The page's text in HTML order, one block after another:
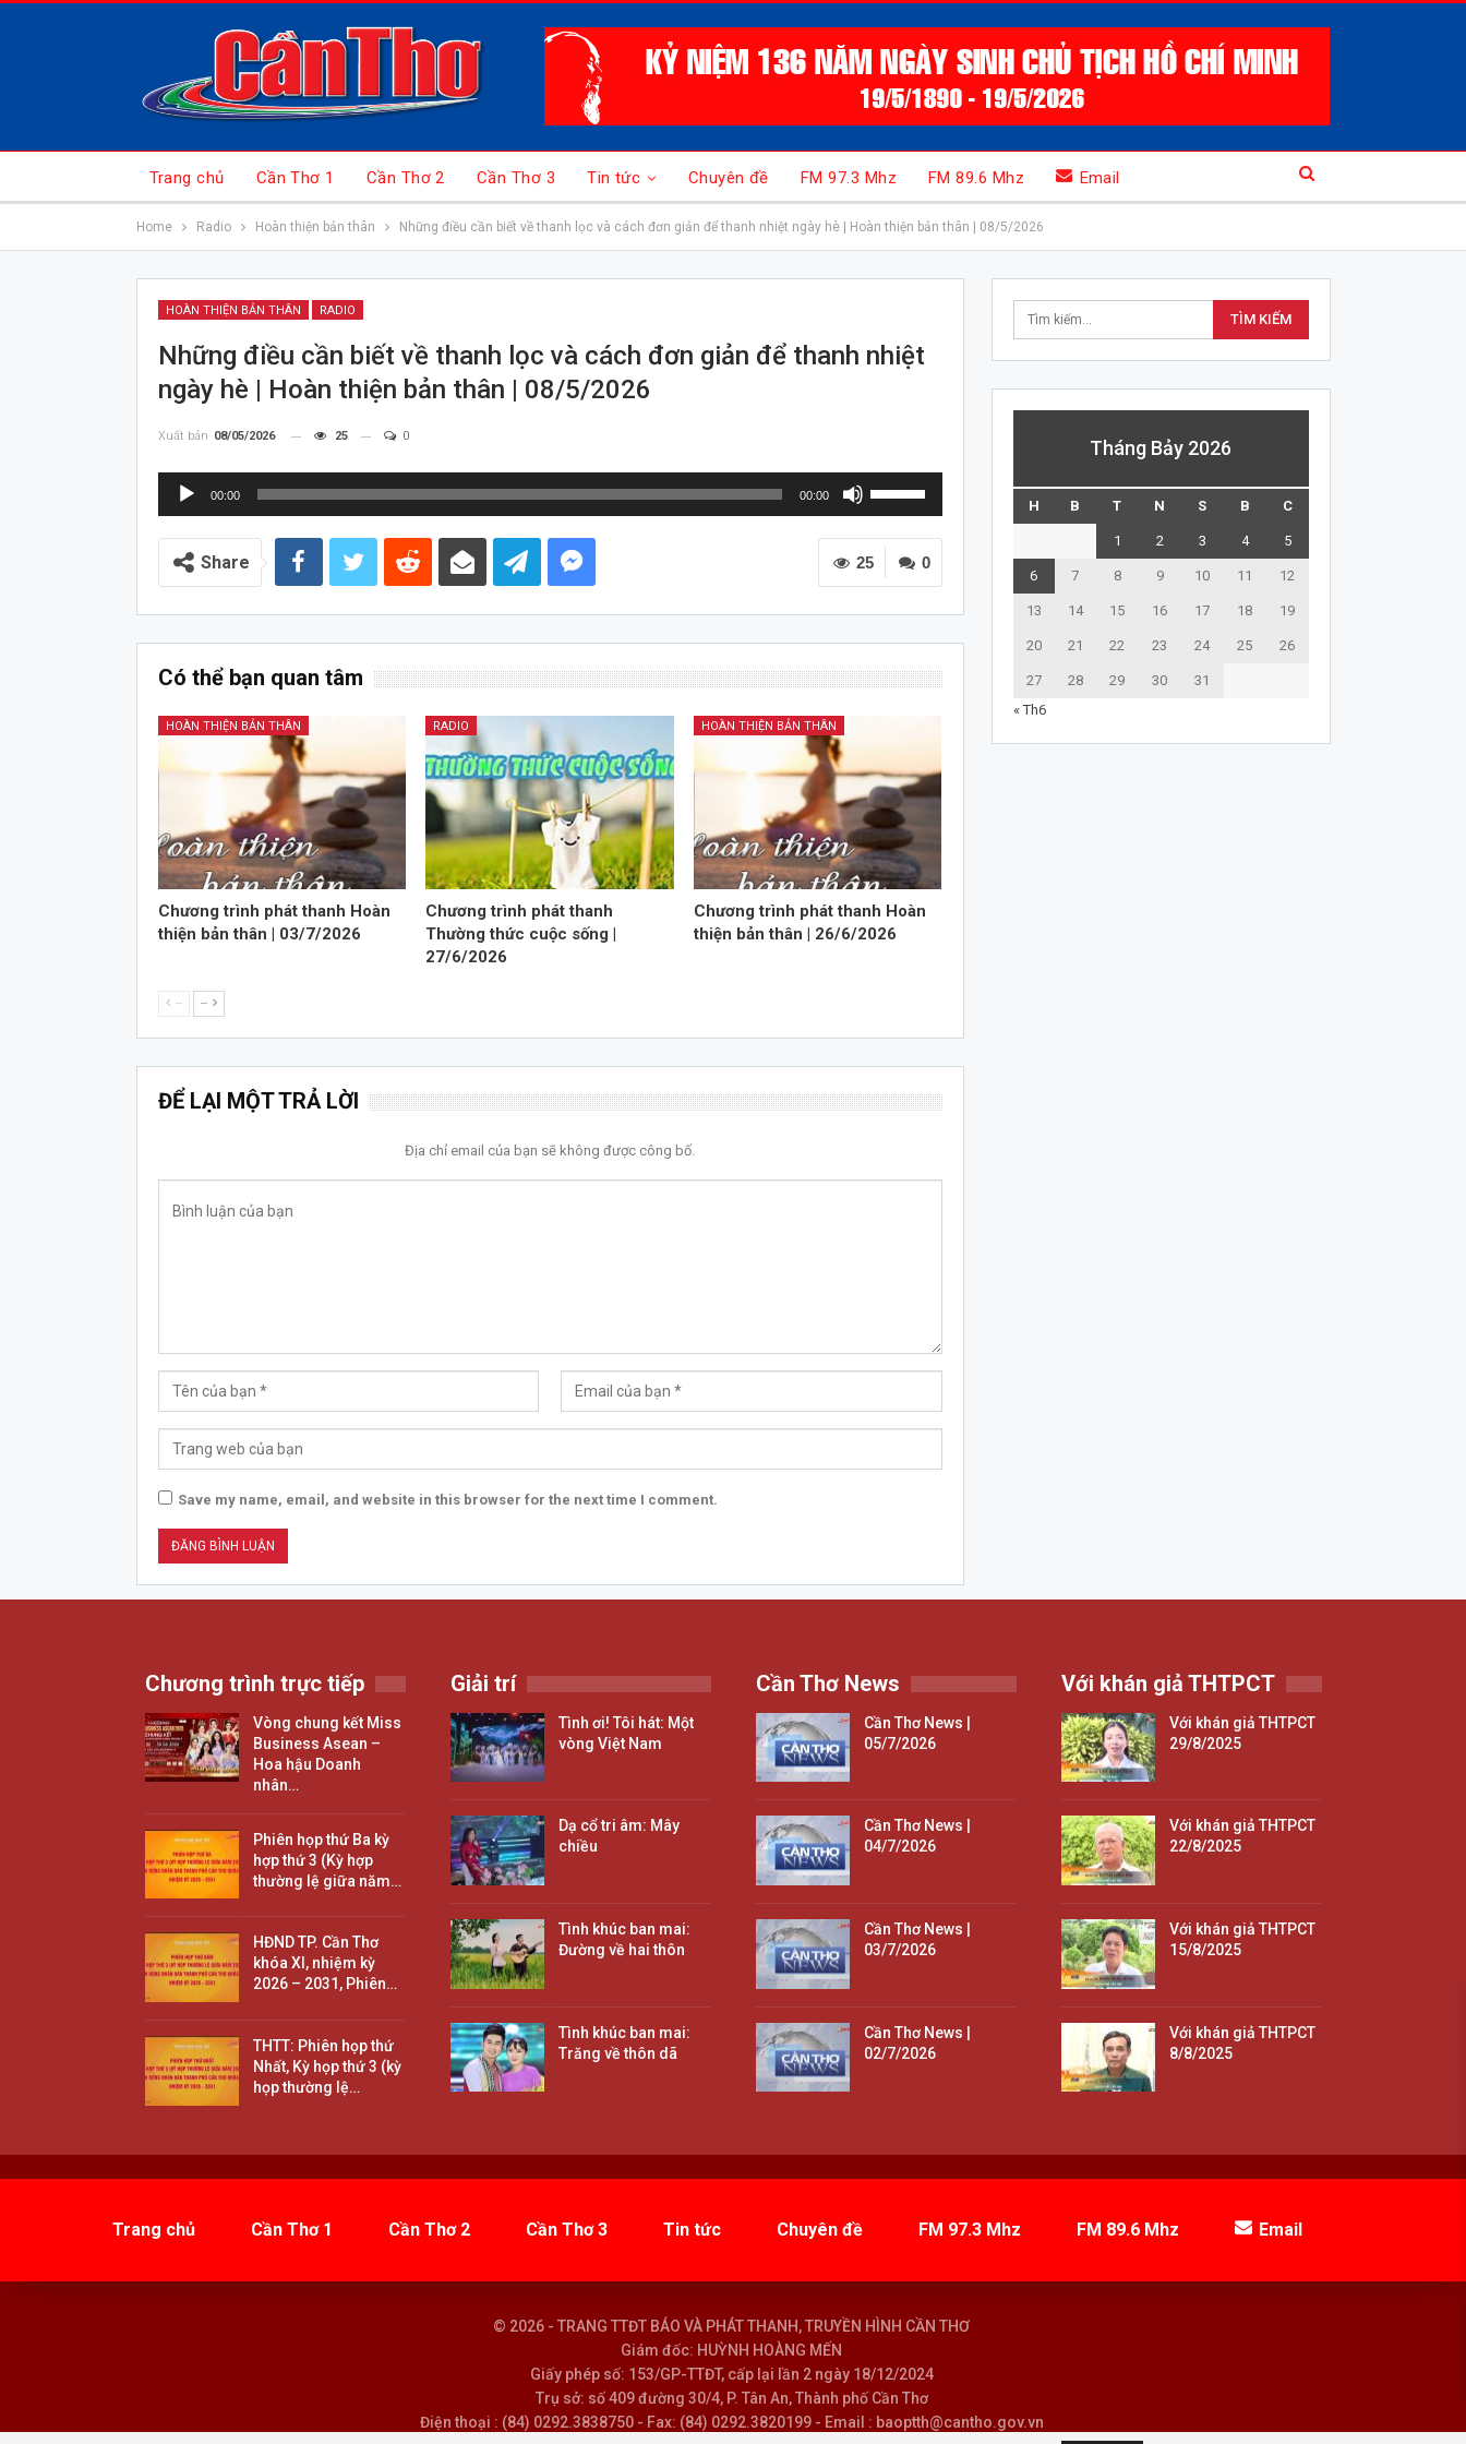
Trang chủ Cần Thơ 1 Cần Thơ 2 Cần Thơ 3 Tin tức Chuyên đề FM 97.3 Mhz FM 89.6 Mhz Email
Home Radio Hoàn thiện bản thân Những điều cần biết về thanh lọc và cách đơn giản để thanh nhiệt ngày hè | Hoàn thiện bản thân | 08/5/2026
HOÀN THIỆN BẢN THÂN RADIO
Những điều cần biết về thanh lọc và cách đơn giản để thanh nhiệt
ngày hè | Hoàn thiện bản thân | 08/5/2026
Xuất bản 08/05/2026 25 0
Trình
Audio
00:00 00:00
các
phím
mũi
tên
Lên/Xuống
để
tăng
âm
lượng.
0
25
Share
Có thể bạn quan tâm
HOÀN THIỆN BẢN THÂN
Chương trình phát thanh Hoàn
thiện bản thân | 03/7/2026
RADIO
Chương trình phát thanh
Thường thức cuộc sống |
27/6/2026
HOÀN THIỆN BẢN THÂN
Chương trình phát thanh Hoàn
thiện bản thân | 26/6/2026
-- --
ĐỂ LẠI MỘT TRẢ LỜI
Địa chỉ email của bạn sẽ không được công bố.
Save my name, email, and website in this browser for the next time I comment.
Tháng Bảy 2026
H B T N S B C
1 2 3 4 5
6 7 8 9 10 11 12
13 14 15 16 17 18 19
20 21 22 23 24 25 26
27 28 29 30
31
« Th6
Chương trình trực tiếp
Vòng chung kết Miss
Business Asean –
Hoa hậu Doanh
nhân…
Phiên họp thứ Ba kỳ
hợp thứ 3 (Kỳ hợp
thường lệ giữa năm…
HĐND TP. Cần Thơ
khóa XI, nhiệm kỳ
2026 – 2031, Phiên…
THTT: Phiên họp thứ
Nhất, Kỳ họp thứ 3 (kỳ
họp thường lệ…
Giải trí
Tình ơi! Tôi hát: Một
vòng Việt Nam
Dạ cổ tri âm: Mây
chiều
Tình khúc ban mai:
Đường về hai thôn
Tình khúc ban mai:
Trăng về thôn dã
Cần Thơ News
Cần Thơ News |
05/7/2026
Cần Thơ News |
04/7/2026
Cần Thơ News |
03/7/2026
Cần Thơ News |
02/7/2026
Với khán giả THTPCT
Với khán giả THTPCT
29/8/2025
Với khán giả THTPCT
22/8/2025
Với khán giả THTPCT
15/8/2025
Với khán giả THTPCT
8/8/2025
Trang chủ Cần Thơ 1 Cần Thơ 2 Cần Thơ 3 Tin tức Chuyên đề FM 97.3 Mhz FM 89.6 Mhz Email
© 2026 - TRANG TTĐT BÁO VÀ PHÁT THANH, TRUYỀN HÌNH CẦN THƠ
Giám đốc: HUỲNH HOÀNG MẾN
Giấy phép số: 153/GP-TTĐT, cấp lại lần 2 ngày 18/12/2024
Trụ sở: số 409 đường 30/4, P. Tân An, Thành phố Cần Thơ
Điện thoại : (84) 0292.3838750 - Fax: (84) 0292.3820199 - Email : baoptth@cantho.gov.vn